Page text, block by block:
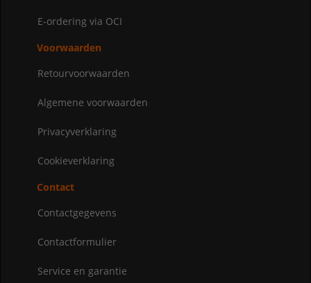
E-ordering via OCI
Voorwaarden
Retourvoorwaarden
Algemene voorwaarden
Privacyverklaring
Cookieverklaring
Contact
Contactgegevens
Contactformulier
Service en garantie